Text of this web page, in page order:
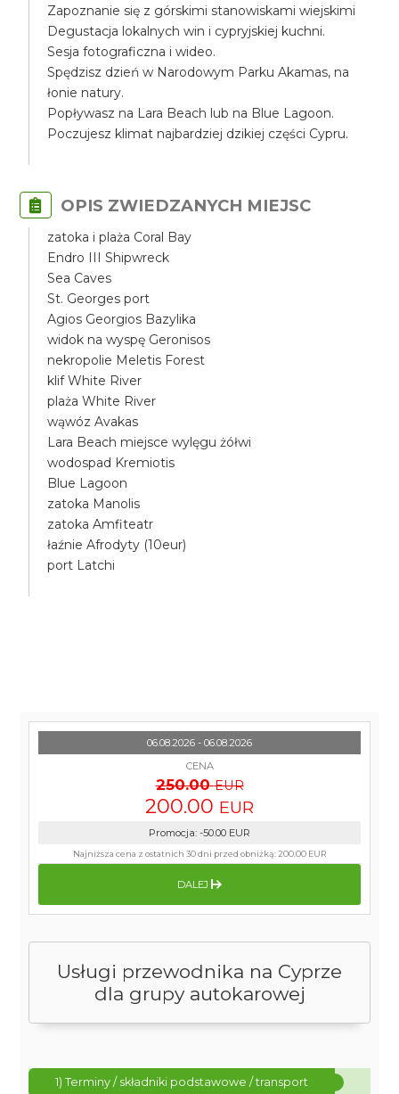
Zapoznanie się z górskimi stanowiskami wiejskimi
Degustacja lokalnych win i cypryjskiej kuchni.
Sesja fotograficzna i wideo.
Spędzisz dzień w Narodowym Parku Akamas, na
łonie natury.
Popływasz na Lara Beach lub na Blue Lagoon.
Poczujesz klimat najbardziej dzikiej części Cypru.
OPIS ZWIEDZANYCH MIEJSC
zatoka i plaża Coral Bay
Endro III Shipwreck
Sea Caves
St. Georges port
Agios Georgios Bazylika
widok na wyspę Geronisos
nekropolie Meletis Forest
klif White River
plaża White River
wąwóz Avakas
Lara Beach miejsce wylęgu żółwi
wodospad Kremiotis
Blue Lagoon
zatoka Manolis
zatoka Amfiteatr
łaźnie Afrodyty (10eur)
port Latchi
Usługi przewodnika na Cyprze
dla grupy autokarowej
1) Terminy / składniki podstawowe / transport
06.08.2026 - 06.08.2026
CENA
250.00 EUR
200.00 EUR
Promocja: -50.00 EUR
Najniższa cena z ostatnich 30 dni przed obniżką: 200.00 EUR
DALEJ